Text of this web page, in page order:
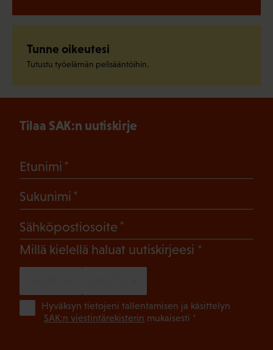
Tunne oikeutesi
Tutustu työelämän pelisääntöihin.
Tilaa SAK:n uutiskirje
Etunimi
Sukunimi
Sähköpostiosoite
Millä kielellä haluat uutiskirjeesi (Pakollinen)
Hyväksyn tietojeni tallentamisen ja käsittelyn
SAK:n viestintärekisterin mukaisesti *